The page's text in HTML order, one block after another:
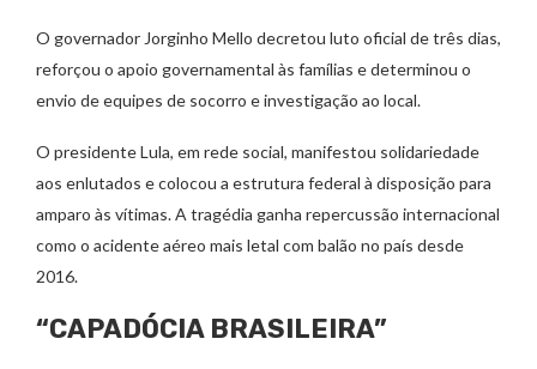
O governador Jorginho Mello decretou luto oficial de três dias,
reforçou o apoio governamental às famílias e determinou o
envio de equipes de socorro e investigação ao local.
O presidente Lula, em rede social, manifestou solidariedade
aos enlutados e colocou a estrutura federal à disposição para
amparo às vítimas. A tragédia ganha repercussão internacional
como o acidente aéreo mais letal com balão no país desde
2016.
“CAPADÓCIA BRASILEIRA”